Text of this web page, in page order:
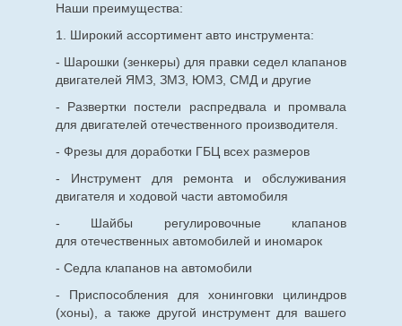
Наши преимущества:
1. Широкий ассортимент авто инструмента:
- Шарошки (зенкеры) для правки седел клапанов
двигателей ЯМЗ, ЗМЗ, ЮМЗ, СМД и другие
- Развертки постели распредвала и промвала
для двигателей отечественного производителя.
- Фрезы для доработки ГБЦ всех размеров
- Инструмент для ремонта и обслуживания
двигателя и ходовой части автомобиля
- Шайбы регулировочные клапанов
для отечественныхавтомобилей и иномарок
- Седла клапанов на автомобили
- Приспособления для хонинговки цилиндров
(хоны), а также другой инструмент для вашего